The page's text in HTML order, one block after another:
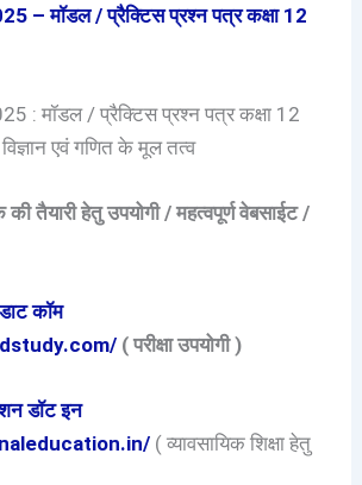
2025 – मॉडल / प्रैक्टिस प्रश्न पत्र कक्षा 12
2025 : मॉडल / प्रैक्टिस प्रश्न पत्र कक्षा 12
एवं गणित के मूल तत्व
तैयारी हेतु उपयोगी / महत्वपूर्ण वेबसाईट /
डाट कॉम
( परीक्षा उपयोगी )
डॉट इन
( व्यावसायिक शिक्षा हेतु